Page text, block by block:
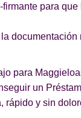
firmante para
documentación
para
un
rápido y sin